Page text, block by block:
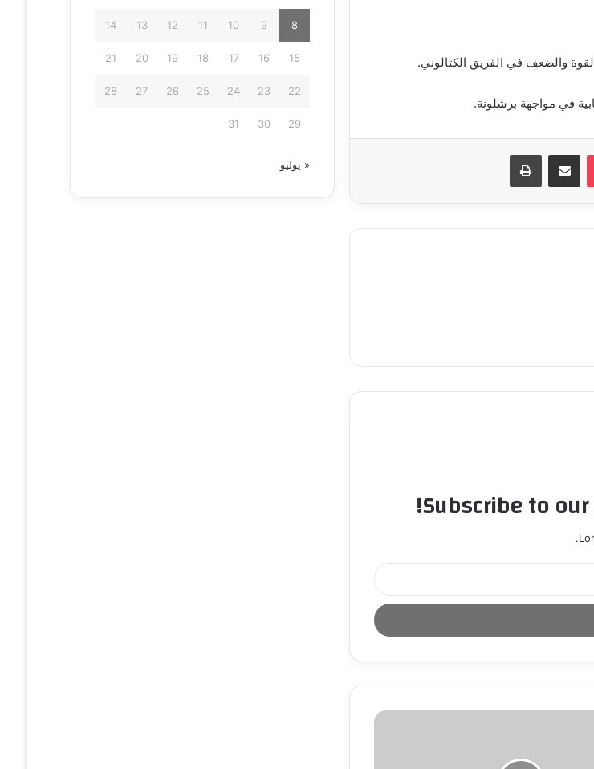
والضعف في الفريق الكتالوني.
في مواجهة برشلونة.
بوكيت مشاركة عبر البريد طباعة
Subscribe to
8
9
10
11
12
13
14
15
16
17
18
19
20
21
22
23
24
25
26
27
28
29
30
31
« يوليو